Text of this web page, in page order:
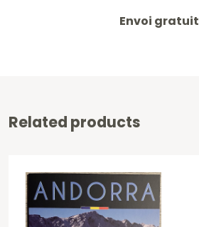
Envoi gratuit
Related products